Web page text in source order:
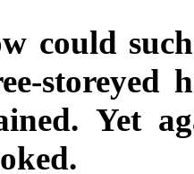
could
storeyed
Yet